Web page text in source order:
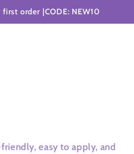
first order |CODE: NEW10
BESTELLUNGEN
easy to apply, and